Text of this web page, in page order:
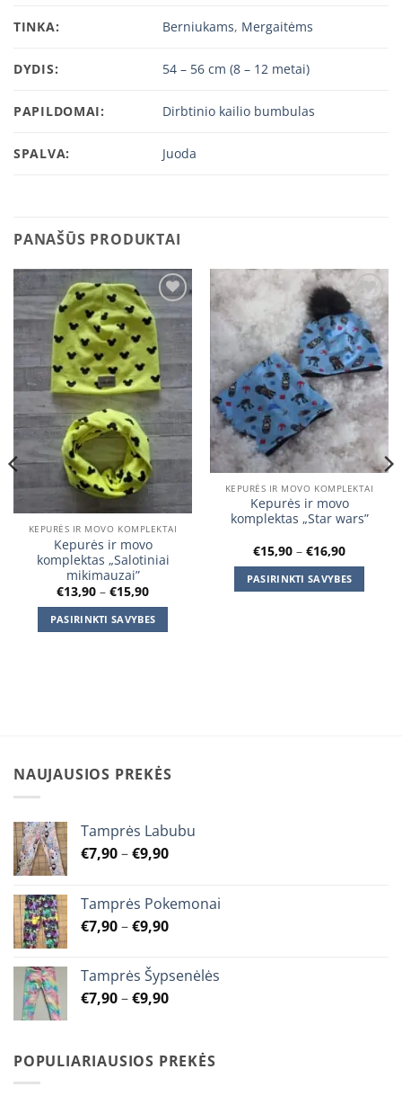
TINKA: Berniukams, Mergaitėms
DYDIS: 54 – 56 cm (8 – 12 metai)
PAPILDOMAI: Dirbtinio kailio bumbulas
SPALVA: Juoda
PANAŠŪS PRODUKTAI
Add to
wishlist
KEPURĖS IR MOVO KOMPLEKTAI
Kepurės ir movo
komplektas „Salotiniai
mikimauzai”
€13,90 – €15,90Price
€13,90
through
€15,90
PASIRINKTI SAVYBES
may
on
the
Add to
wishlist
KEPURĖS IR MOVO KOMPLEKTAI
Kepurės ir movo
komplektas „Star wars”
€15,90 – €16,90Price
€15,90
through
€16,90
PASIRINKTI SAVYBES
NAUJAUSIOS PREKĖS
Tamprės Labubu
€7,90–€9,90Price
through
€9,90
Tamprės Pokemonai
€7,90–€9,90Price
through
€9,90
Tamprės Šypsenėlės
€7,90–€9,90Price
through
€9,90
POPULIARIAUSIOS PREKĖS